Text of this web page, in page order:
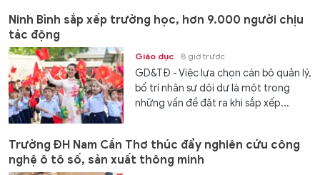
Ninh Bình sắp xếp trường học, hơn 9.000 người chịu
tác động
Giáo dục 8 giờ trước
GD&TĐ - Việc lựa chọn cán bộ quản lý,
bố trí nhân sự dôi dư là một trong
những vấn đề đặt ra khi sắp xếp...
Trường ĐH Nam Cần Thơ thúc đẩy nghiên cứu công
nghệ ô tô số, sản xuất thông minh